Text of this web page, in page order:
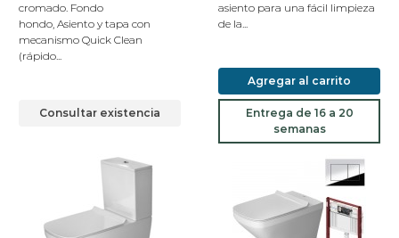
cromado. Fondo
hondo, Asiento y tapa con
mecanismo Quick Clean
(rápido...
Consultar existencia
asiento para una fácil limpieza
de la...
Agregar al carrito
Entrega de 16 a 20
semanas